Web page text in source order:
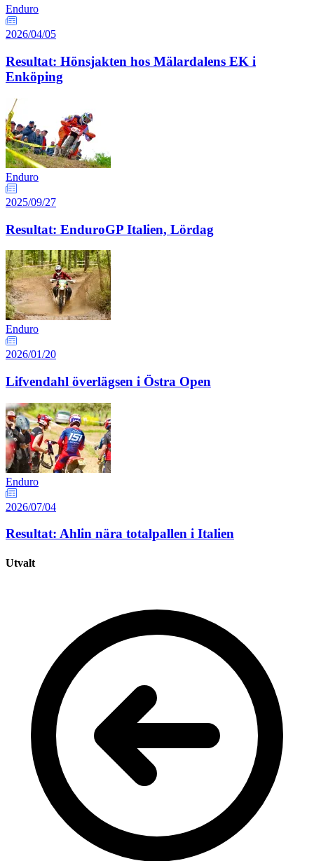
Enduro
2026/04/05
Resultat: Hönsjakten hos Mälardalens EK i
Enköping
Enduro
2025/09/27
Resultat: EnduroGP Italien, Lördag
Enduro
2026/01/20
Lifvendahl överlägsen i Östra Open
Enduro
2026/07/04
Resultat: Ahlin nära totalpallen i Italien
Utvalt